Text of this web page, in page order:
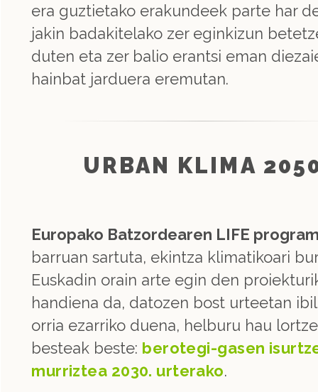
era guztietako erakundeek parte har
jakin badakitelako zer eginkizun
duten eta zer balio erantsi eman
hainbat jarduera eremutan.
URBAN KLIMA
Europako Batzordearen LIFE
barruan sartuta, ekintza klimatikoari
Euskadin orain arte egin den
handiena da, datozen bost urteetan
orria ezarriko duena, helburu hau
besteak beste: berotegi-gasen
murriztea 2030. urterako.